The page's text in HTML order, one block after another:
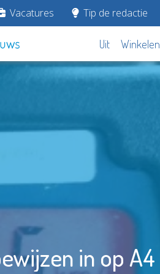
Vacatures Tip de redactie
Uit Winkelen
in op A4